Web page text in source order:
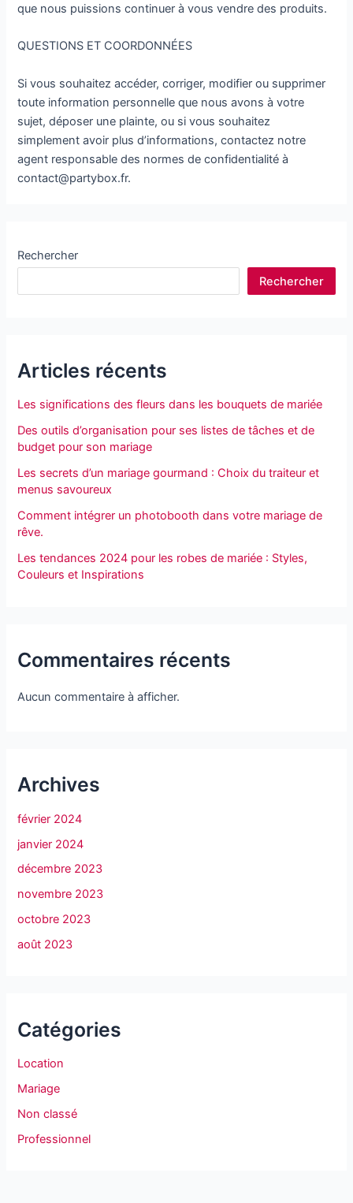
que nous puissions continuer à vous vendre des produits.
QUESTIONS ET COORDONNÉES
Si vous souhaitez accéder, corriger, modifier ou supprimer
toute information personnelle que nous avons à votre
sujet, déposer une plainte, ou si vous souhaitez
simplement avoir plus d’informations, contactez notre
agent responsable des normes de confidentialité à
contact@partybox.fr.
Rechercher
Rechercher
Articles récents
Les significations des fleurs dans les bouquets de mariée
Des outils d’organisation pour ses listes de tâches et de
budget pour son mariage
Les secrets d’un mariage gourmand : Choix du traiteur et
menus savoureux
Comment intégrer un photobooth dans votre mariage de
rêve.
Les tendances 2024 pour les robes de mariée : Styles,
Couleurs et Inspirations
Commentaires récents
Aucun commentaire à afficher.
Archives
février 2024
janvier 2024
décembre 2023
novembre 2023
octobre 2023
août 2023
Catégories
Location
Mariage
Non classé
Professionnel